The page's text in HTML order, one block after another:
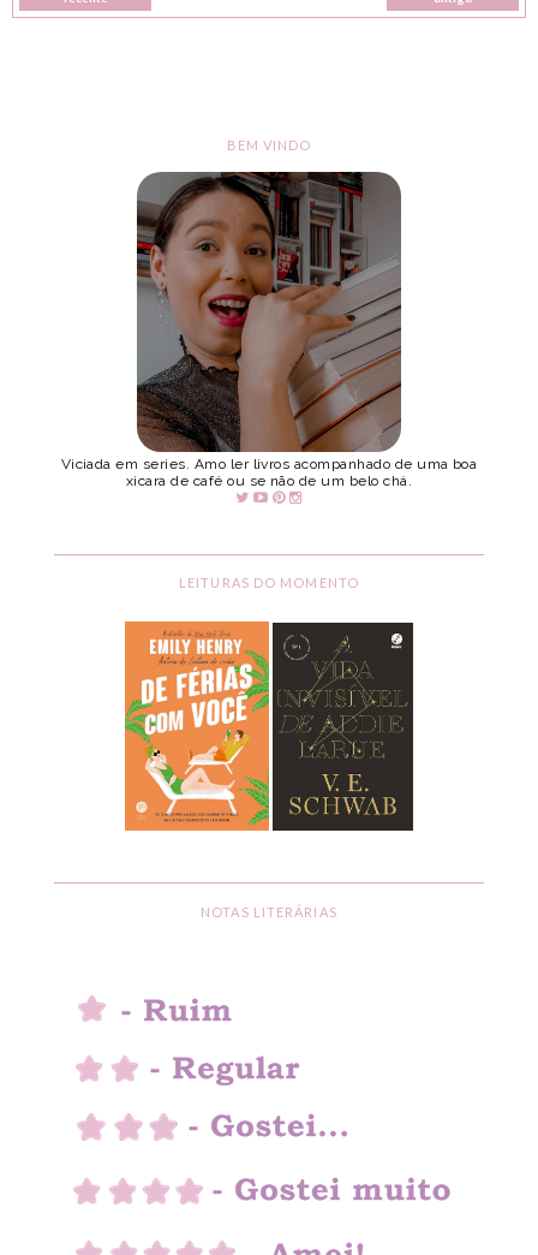
BEM VINDO
Viciada em series. Amo ler livros acompanhado de uma boa
xicara de café ou se não de um belo chá.
LEITURAS DO MOMENTO
NOTAS LITERÁRIAS